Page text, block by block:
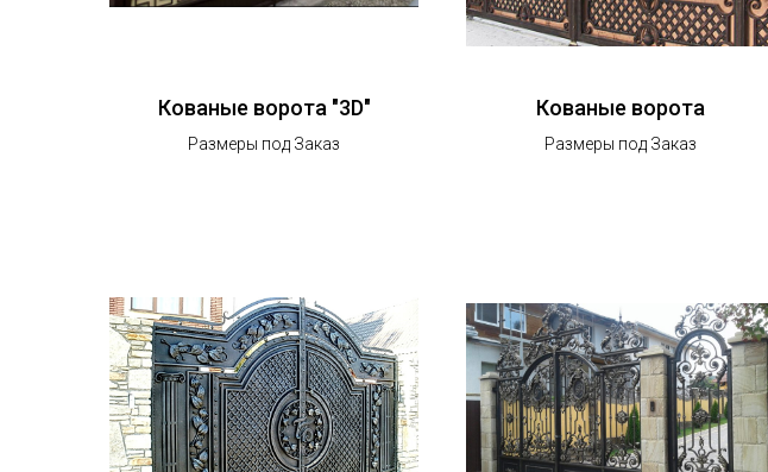
Кованые ворота "3D"
Размеры под Заказ
Кованые ворота
Размеры под Заказ